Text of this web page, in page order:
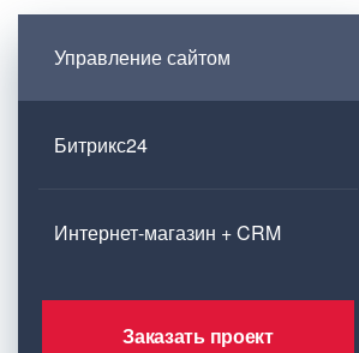
Управление сайтом
Битрикс24
Интернет-магазин + CRM
Заказать проект